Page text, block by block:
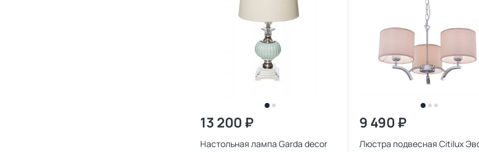
13 200 ₽
Настольная лампа Garda decor
9 490 ₽
Люстра подвесная Citilux